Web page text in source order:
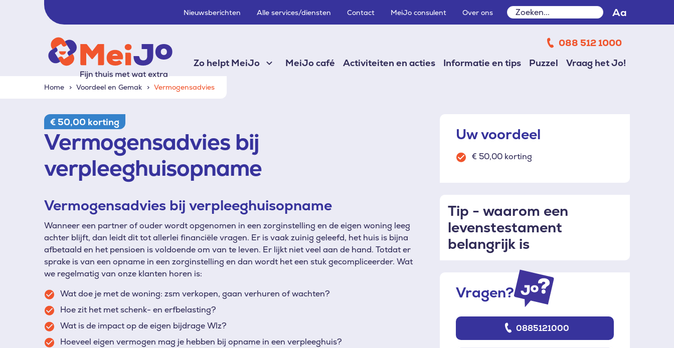
Nieuwsberichten Alle services/diensten Contact MeiJo consulent Over ons
Zoeken
Zoeken Aa
088 512 1000
Zo helpt MeiJo
MeiJo café Activiteiten en acties Informatie en tips Puzzel Vraag het Jo!
Home Voordeel en Gemak Vermogensadvies
€ 50,00 korting
Vermogensadvies bij
verpleeghuisopname
Vermogensadvies bij verpleeghuisopname
Wanneer een partner of ouder wordt opgenomen in een zorginstelling en de eigen woning leeg
achter blijft, dan leidt dit tot allerlei financiële vragen. Er is vaak zuinig geleefd, het huis is bijna
afbetaald en het pensioen is voldoende om van te leven. Er lijkt niet veel aan de hand. Totdat er
sprake is van een opname in een zorginstelling en dan wordt het een stuk gecompliceerder. Wat
we regelmatig van onze klanten horen is:
Wat doe je met de woning: zsm verkopen, gaan verhuren of wachten?
Hoe zit het met schenk- en erfbelasting?
Wat is de impact op de eigen bijdrage Wlz?
Hoeveel eigen vermogen mag je hebben bij opname in een verpleeghuis?
Uw voordeel
€ 50,00 korting
Tip - waarom een
levenstestament
belangrijk is
Vragen?
0885121000